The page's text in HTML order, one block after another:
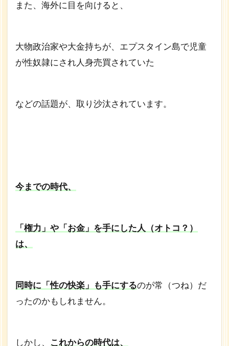
した
幸せ
にな
れな
1.3
時代
また、海外に目を向けると、
大物政治家や大金持ちが、エプスタイン島で児童
が性奴隷にされ人身売買されていた
などの話題が、取り沙汰されています。
今までの時代、
「権力」や「お金」を手にした人（オトコ？）
は、
同時に「性の快楽」も手にするのが常（つね）だ
ったのかもしれません。
しかし、 これからの時代は、